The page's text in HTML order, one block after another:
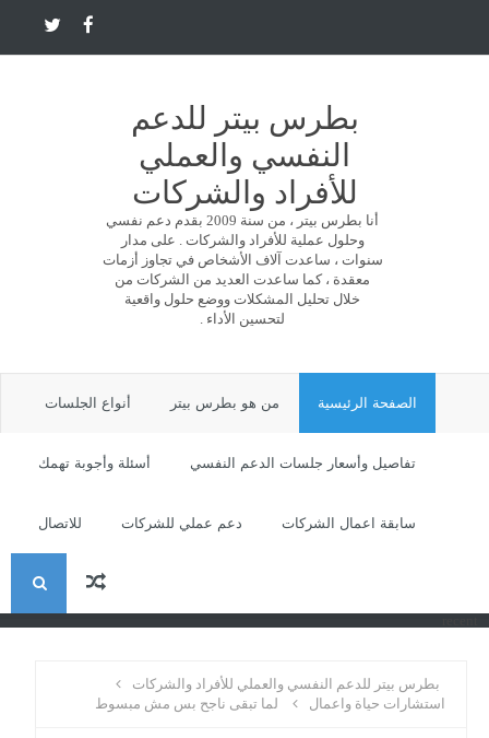
بطرس بيتر للدعم
النفسي والعملي
للأفراد والشركات
أنا بطرس بيتر ، من سنة 2009 بقدم دعم نفسي
وحلول عملية للأفراد والشركات . على مدار
سنوات ، ساعدت آلاف الأشخاص في تجاوز أزمات
معقدة ، كما ساعدت العديد من الشركات من
خلال تحليل المشكلات ووضع حلول واقعية
لتحسين الأداء .
الصفحة الرئيسية من هو بطرس بيتر أنواع الجلسات
تفاصيل وأسعار جلسات الدعم النفسي أسئلة وأجوبة تهمك
سابقة اعمال الشركات دعم عملي للشركات للاتصال
ا
بطرس بيتر للدعم النفسي والعملي للأفراد والشركات
استشارات حياة واعمال
لما تبقى ناجح بس مش مبسوط